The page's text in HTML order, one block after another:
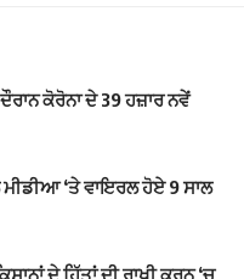
ਕੋਰੋਨਾ ਦੇ 39 ਹਜ਼ਾਰ ਨਵੇਂ
ਮੀਡੀਆ ‘ਤੇ ਵਾਇਰਲ ਹੋਏ 9 ਸਾਲ